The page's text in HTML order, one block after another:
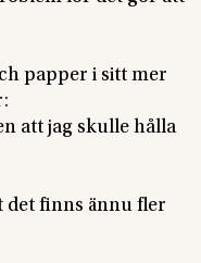
papper i sitt mer
att jag skulle hålla
finns ännu fler